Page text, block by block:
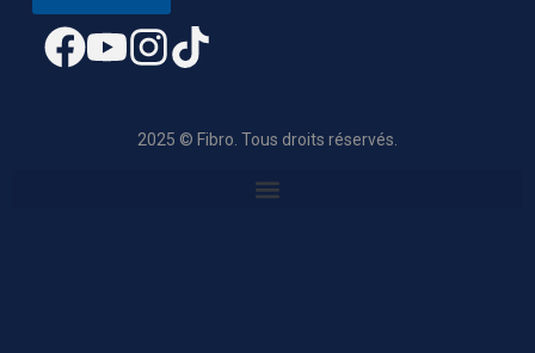
2025 © Fibro. Tous droits réservés.